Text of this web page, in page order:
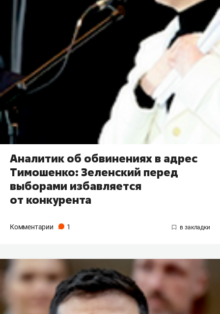
Аналитик об обвинениях в адрес
Тимошенко: Зеленский перед
выборами избавляется
от конкурента
Комментарии 1